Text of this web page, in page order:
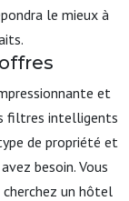
le mieux à
et
filtres intelligents
de propriété et
besoin. Vous
un hôtel